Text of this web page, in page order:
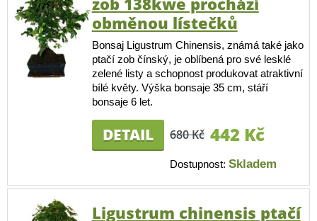
obměnou lístečků
Bonsaj Ligustrum Chinensis, známá také jako
ptačí zob čínský, je oblíbená pro své lesklé
zelené listy a schopnost produkovat atraktivní
bílé květy. Výška bonsaje 35 cm, stáří
bonsaje 6 let.
DETAIL 680 Kč 442 Kč
Dostupnost: Skladem
Ligustrum chinensis ptačí